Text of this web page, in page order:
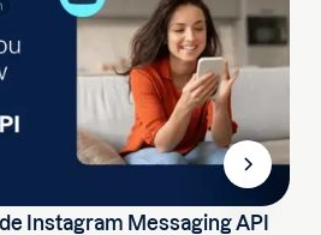
Instagram Messaging API